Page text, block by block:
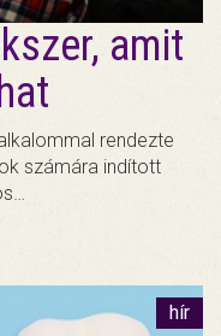
amit
rendezte
számára indított
hír